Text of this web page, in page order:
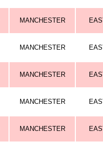
MANCHESTER
MANCHESTER
MANCHESTER
MANCHESTER
MANCHESTER